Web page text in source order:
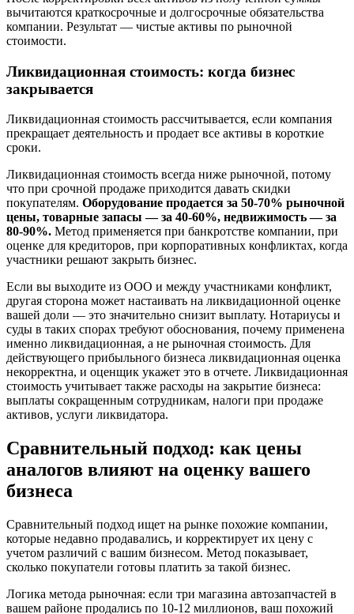
вычитаются краткосрочные и долгосрочные обязательства
компании. Результат — чистые активы по рыночной
стоимости.
Ликвидационная стоимость: когда бизнес
закрывается
Ликвидационная стоимость рассчитывается, если компания
прекращает деятельность и продает все активы в короткие
сроки.
Ликвидационная стоимость всегда ниже рыночной, потому
что при срочной продаже приходится давать скидки
покупателям. Оборудование продается за 50-70% рыночной
цены, товарные запасы — за 40-60%, недвижимость — за
80-90%. Метод применяется при банкротстве компании, при
оценке для кредиторов, при корпоративных конфликтах, когда
участники решают закрыть бизнес.
Если вы выходите из ООО и между участниками конфликт,
другая сторона может настаивать на ликвидационной оценке
вашей доли — это значительно снизит выплату. Нотариусы и
суды в таких спорах требуют обоснования, почему применена
именно ликвидационная, а не рыночная стоимость. Для
действующего прибыльного бизнеса ликвидационная оценка
некорректна, и оценщик укажет это в отчете. Ликвидационная
стоимость учитывает также расходы на закрытие бизнеса:
выплаты сокращенным сотрудникам, налоги при продаже
активов, услуги ликвидатора.
Сравнительный подход: как цены
аналогов влияют на оценку вашего
бизнеса
Сравнительный подход ищет на рынке похожие компании,
которые недавно продавались, и корректирует их цену с
учетом различий с вашим бизнесом. Метод показывает,
сколько покупатели готовы платить за такой бизнес.
Логика метода рыночная: если три магазина автозапчастей в
вашем районе продались по 10-12 миллионов, ваш похожий